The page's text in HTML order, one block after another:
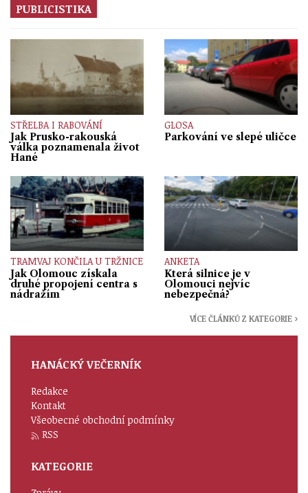
PUBLICISTIKA
STŘELBA I RABOVÁNÍ
Jak Prusko-rakouská
válka poznamenala život
Hané
GLOSA
Parkování ve slepé uličce
TRAMVAJ KONČILA U TRŽNICE
Jak Olomouc získala
druhé propojení centra s
nádražím
ANKETA
Která silnice je v
Olomouci nejvíc
nebezpečná?
VÍCE ČLÁNKŮ Z KATEGORIE ›
HANÁCKÝ VEČERNÍK
Redakce
Kontakt
Všeobecné obchodní podmínky
RSS
KATEGORIE